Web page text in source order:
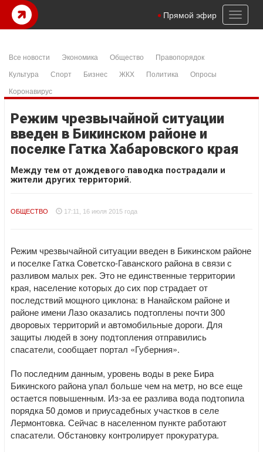
Toggle
Прямой эфир
Все новости Экономика Общество
Правопорядок
Культура
Спорт Бизнес ЖКХ Политика
Опросы
Коронавирус
Режим чрезвычайной ситуации
введен в Бикинском районе и
поселке Гатка Хабаровского края
Между тем от дождевого паводка пострадали и
жители других территорий.
ОБЩЕСТВО 17:11, 16 июля 2015 года
Режим чрезвычайной ситуации введен в Бикинском районе
и поселке Гатка Советско-Гаванского района в связи с
разливом малых рек. Это не единственные территории
края, население которых до сих пор страдает от
последствий мощного циклона: в Нанайском районе и
районе имени Лазо оказались подтоплены почти 300
дворовых территорий и автомобильные дороги. Для
защиты людей в зону подтопления отправились
спасатели, сообщает портал «Губерния».
По последним данным, уровень воды в реке Бира
Бикинского района упал больше чем на метр, но все еще
остается повышенным. Из-за ее разлива вода подтопила
порядка 50 домов и приусадебных участков в селе
Лермонтовка. Сейчас в населенном пункте работают
спасатели. Обстановку контролирует прокуратура.